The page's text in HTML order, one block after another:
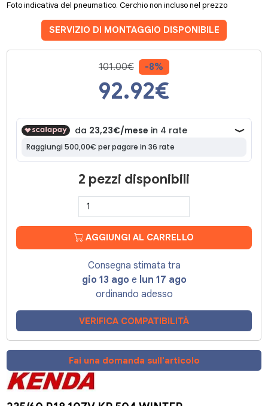
Foto indicativa del pneumatico. Cerchio non incluso nel prezzo
SERVIZIO DI MONTAGGIO DISPONIBILE
101.00€ -8%
92.92€
2 pezzi disponibili
AGGIUNGI AL CARRELLO
Consegna stimata tra
gio 13 ago e lun 17 ago
ordinando adesso
VERIFICA COMPATIBILITÀ
Fai una domanda sull'articolo